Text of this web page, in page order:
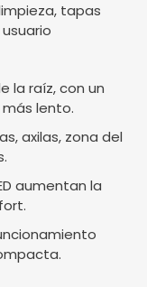
tapas
la raíz, con un
lento.
axilas, zona del
aumentan la